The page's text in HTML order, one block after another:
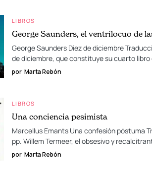
LIBROS
George Saunders, el ventrílocuo de
George Saunders Diez de diciembre
de diciembre, que constituye su cuarto
por Marta Rebón
LIBROS
Una conciencia pesimista
Marcellus Emants Una confesión póstuma
pp. Willem Termeer, el obsesivo y
por Marta Rebón